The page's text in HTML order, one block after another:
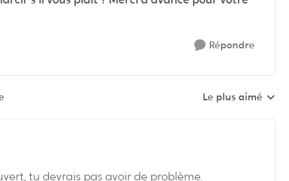
Répondre
Réponses triées par
Le plus aimé
tu devrais pas avoir de problème.